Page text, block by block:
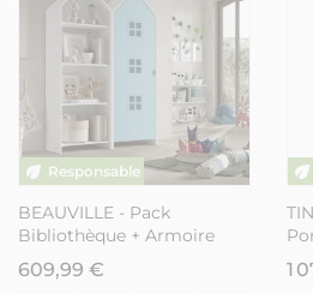
BEAUVILLE - Pack
Bibliothèque + Armoire
Cabane 1 Porte Bleue
609,99 € 1